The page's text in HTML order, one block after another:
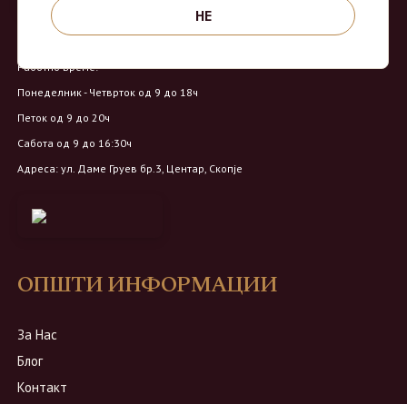
Продавница на Вино Маркет:
Работно време:
Понеделник - Четврток од 9 до 18ч
Петок од 9 до 20ч
Сабота од 9 до 16:30ч
Адреса: ул. Даме Груев бр.3, Центар, Скопје
ОПШТИ ИНФОРМАЦИИ
За Нас
Блог
Контакт
НЕ